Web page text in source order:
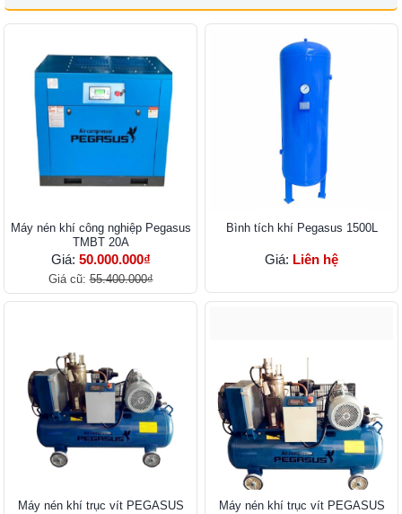
Máy nén khí công nghiệp Pegasus
TMBT 20A
Giá: 50.000.000₫
Giá cũ:55.400.000₫
Bình tích khí Pegasus 1500L
Giá: Liên hệ
Máy nén khí trục vít PEGASUS
Máy nén khí trục vít PEGASUS